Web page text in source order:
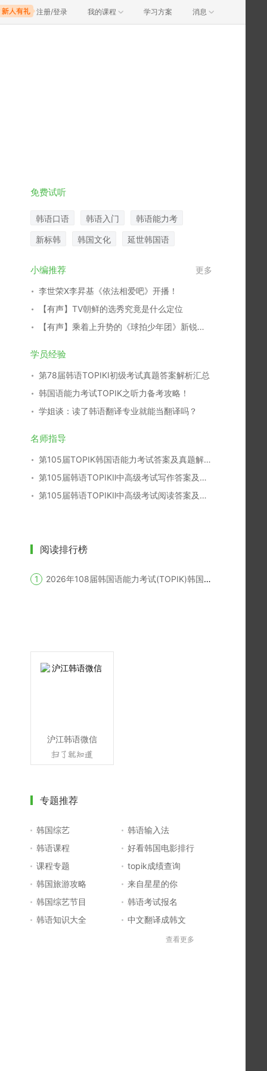
注册/登录 我的课程 学习方案 消息
免费试听
韩语口语 韩语入门 韩语能力考
新标韩 韩国文化 延世韩国语
小编推荐 更多
李世荣X李昇基《依法相爱吧》开播！
【有声】TV朝鲜的选秀究竟是什么定位
【有声】乘着上升势的《球拍少年团》新锐演员们
学员经验
第78届韩语TOPIKⅠ初级考试真题答案解析汇总
韩国语能力考试TOPIK之听力备考攻略！
学姐谈：读了韩语翻译专业就能当翻译吗？
名师指导
第105届TOPIK韩国语能力考试答案及真题解析汇总
第105届韩语TOPIKⅡ中高级考试写作答案及真题解析
第105届韩语TOPIKⅡ中高级考试阅读答案及真题解析
阅读排行榜
2026年108届韩国语能力考试(TOPIK)韩国报名时间
沪江韩语微信
专题推荐
韩国综艺
韩语输入法
韩语课程
好看韩国电影排行
课程专题
topik成绩查询
韩国旅游攻略
来自星星的你
韩国综艺节目
韩语考试报名
韩语知识大全
中文翻译成韩文
查看更多